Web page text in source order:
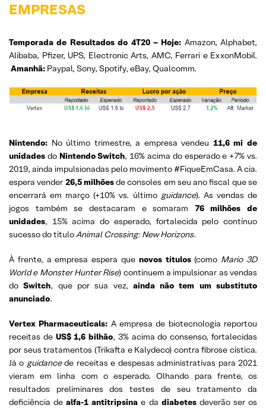
EMPRESAS
Temporada de Resultados do 4T20 – Hoje: Amazon, Alphabet,
Alibaba, Pfizer, UPS, Electronic Arts, AMC, Ferrari e ExxonMobil.
Amanhã: Paypal, Sony, Spotify, eBay, Qualcomm.
Nintendo: No último trimestre, a empresa vendeu 11,6 mi de
unidades do Nintendo Switch, 16% acima do esperado e +7% vs.
2019, ainda impulsionadas pelo movimento #FiqueEmCasa. A cia.
espera vender 26,5 milhõesde consoles em seu ano fiscal que se
encerrará em março (+10% vs. último guidance). As vendas de
jogos também se destacaram e somaram 76 milhões de
unidades, 15% acima do esperado, fortalecida pelo contínuo
sucesso do títuloAnimal Crossing: New Horizons.
À frente, a empresa espera que novos títulos(como Mario 3D
World e Monster Hunter Rise) continuem a impulsionar as vendas
doSwitch, que por sua vez, ainda não tem um substituto
anunciado.
Vertex Pharmaceuticals: A empresa de biotecnologia reportou
receitas de US$ 1,6 bilhão, 3% acima do consenso, fortalecidas
por seus tratamentos (Trikafta e Kalydeco) contra fibrose cística.
Já o guidancede receitas e despesas administrativas para 2021
vieram em linha com o esperado. Olhando para frente, os
resultados preliminares dos testes de seu tratamento da
deficiência dealfa-1 antitripsina e da diabetesdeverão ser os